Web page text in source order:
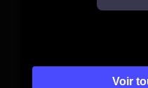
Voir